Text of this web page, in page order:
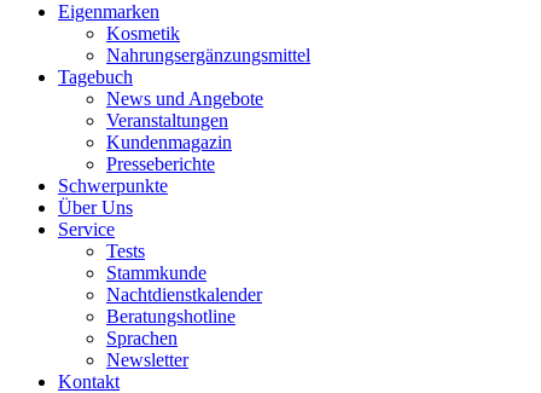
Eigenmarken
Kosmetik
Nahrungsergänzungsmittel
Tagebuch
News und Angebote
Veranstaltungen
Kundenmagazin
Presseberichte
Schwerpunkte
Über Uns
Service
Tests
Stammkunde
Nachtdienstkalender
Beratungshotline
Sprachen
Newsletter
Kontakt